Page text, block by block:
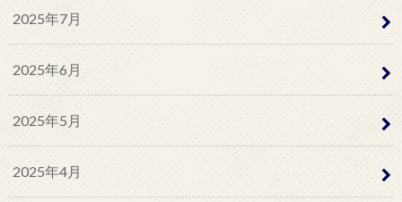
2025年7月
2025年6月
2025年5月
2025年4月